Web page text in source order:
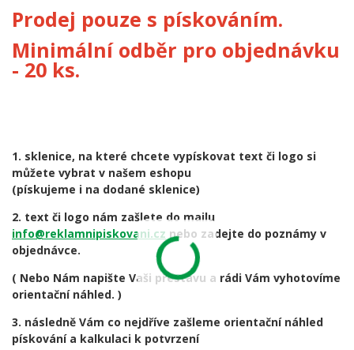
Prodej pouze s pískováním.
Minimální odběr pro objednávku
- 20 ks.
1. sklenice, na které chcete vypískovat text či logo si
můžete vybrat v našem eshopu
(pískujeme i na dodané sklenice)
2. text či logo nám zašlete do mailu
info@reklamnipiskovani.cz nebo zadejte do poznámy v
objednávce.
( Nebo Nám napište Vaši přestavu a rádi Vám vyhotovíme
orientační náhled. )
3. následně Vám co nejdříve zašleme orientační náhled
pískování a kalkulaci k potvrzení